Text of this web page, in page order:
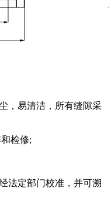
，易清洁，所有缝隙采
检修;
法定部门校准，并可溯